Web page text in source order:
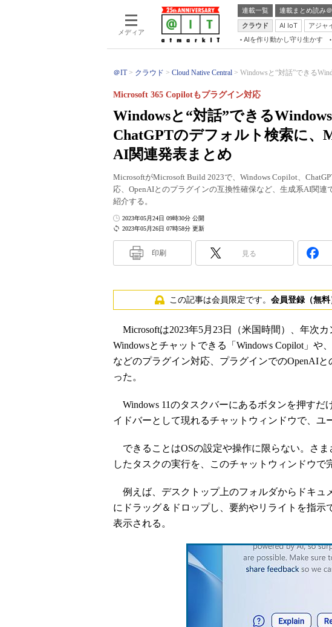
メディア
連載一覧 連載まとめ読み
クラウド
AI IoT アジャ
AIを作り動かし守り生かす
＠IT クラウド Cloud Native Central Windowsと“対話”できる
Windowsと“対話”できる
ChatGPTのデフォルト検索に、
AI関連発表まとめ
Microsoft 365 Copilotもプラグイン対応
MicrosoftがMicrosoft Build 2023で、Windows Copilot、
応、OpenAIとのプラグインの互換性確保など、生成系AI関
紹介する。
2023年05月26日 07時58分 更新
2023年05月24日 09時30分 公開
印刷 見る
この記事は会員限定です。 会員登録（無料
Microsoftは2023年5月23日（米国時間）、年次
Windowsとチャットできる「Windows Copilot」や
などのプラグイン対応、プラグインでのOpenAI
った。
Windows 11のタスクバーにあるボタンを押すだ
イドバーとして現れるチャットウィンドウで、ユ
できることはOSの設定や操作に限らない。さ
したタスクの実行を、このチャットウィンドウで
例えば、デスクトップ上のフォルダからドキュ
にドラッグ＆ドロップし、要約やリライトを指示
表示される。